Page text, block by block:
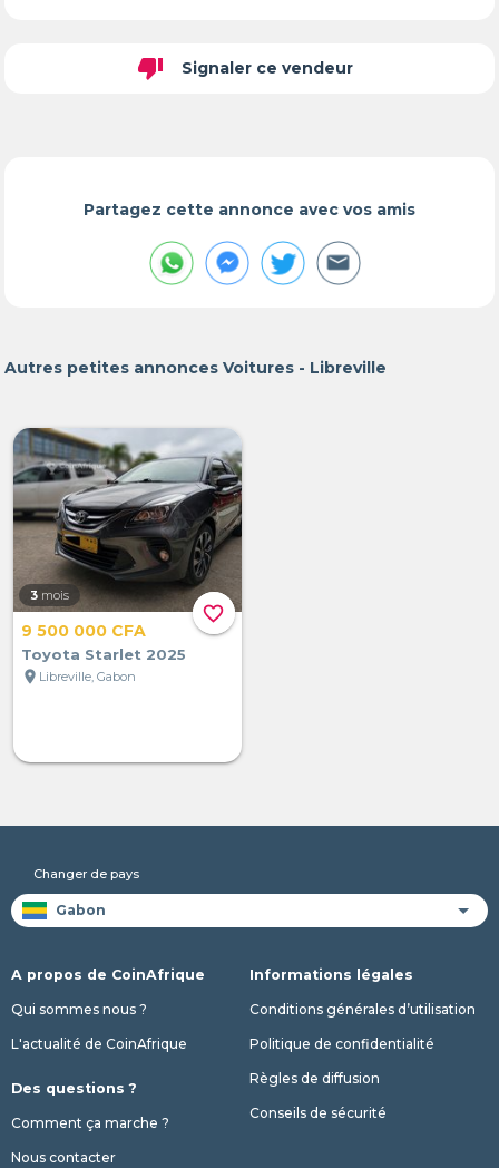
thumb_down Signaler ce vendeur
Partagez cette annonce avec vos amis
Autres petites annonces Voitures - Libreville
favorite_border
3 mois
9 500 000 CFA
Toyota Starlet 2025
location_on Libreville, Gabon
Changer de pays
A propos de CoinAfrique
Qui sommes nous ?
L'actualité de CoinAfrique
Des questions ?
Comment ça marche ?
Nous contacter
Informations légales
Conditions générales d’utilisation
Politique de confidentialité
Règles de diffusion
Conseils de sécurité